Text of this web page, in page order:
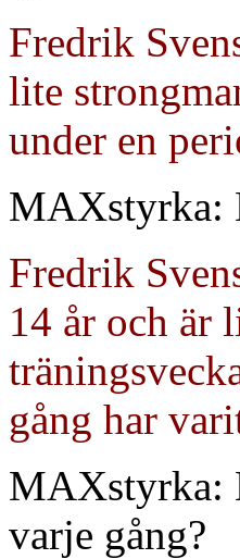
Fredrik
lite
under en
MAXstyrka:
Fredrik
14 år och är
gång har
MAXstyrka:
varje gång?